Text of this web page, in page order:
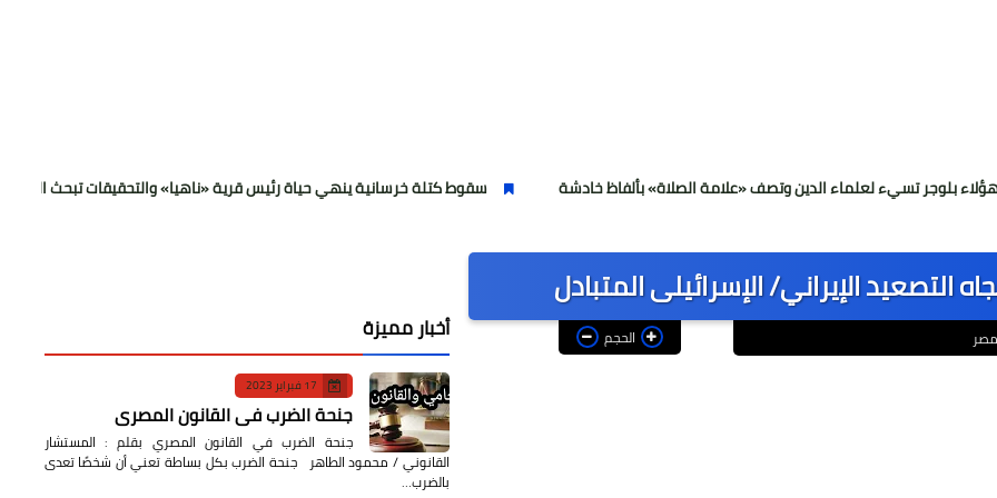
لعلماء الدين وتصف «علامة الصلاة» بألفاظ خادشة سقوط كتلة خرسانية ينهي حياة رئيس قرية «ناهيا» والتحقيقات تبحث الملابسات
التصعيد الإيراني/ الإسرائيلى المتبادل
مصر الحجم أخبار مميزة
17 فبراير 2023
جنحة الضرب في القانون المصري
جنحة الضرب في القانون المصري بقلم : المستشار
القانوني / محمود الطاهر جنحة الضرب بكل بساطة تعني أن شخصًا تعدى
بالضرب…